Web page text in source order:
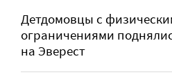
Детдомовцы с
ограничениями
на Эверест